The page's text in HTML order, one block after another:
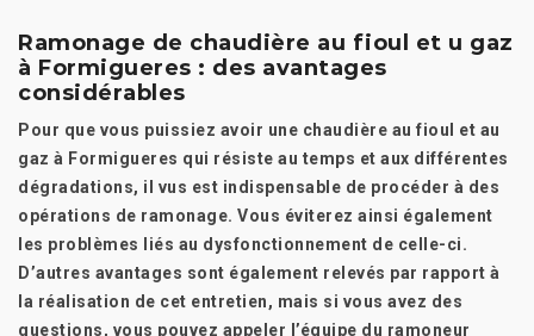
Ramonage de chaudière au fioul et u gaz
à Formigueres : des avantages
considérables
Pour que vous puissiez avoir une chaudière au fioul et au
gaz à Formigueres qui résiste au temps et aux différentes
dégradations, il vus est indispensable de procéder à des
opérations de ramonage. Vous éviterez ainsi également
les problèmes liés au dysfonctionnement de celle-ci.
D’autres avantages sont également relevés par rapport à
la réalisation de cet entretien, mais si vous avez des
questions, vous pouvez appeler l’équipe du ramoneur